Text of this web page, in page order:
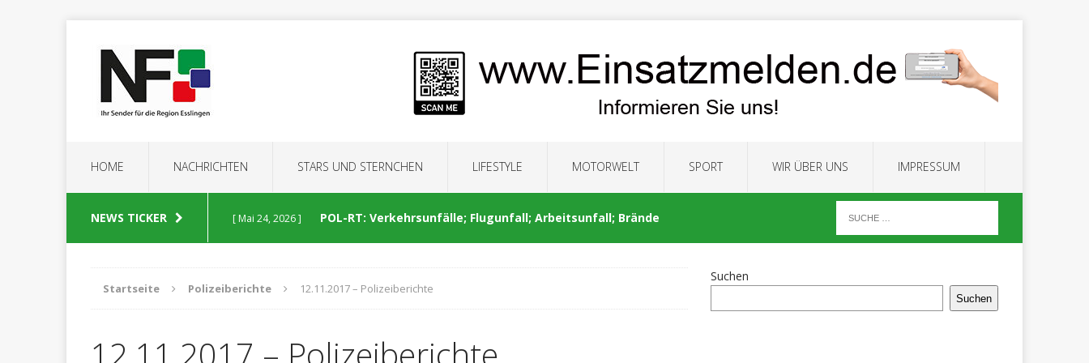
HOME NACHRICHTEN STARS UND STERNCHEN LIFESTYLE MOTORWELT SPORT WIR ÜBER UNS IMPRESSUM
NEWS TICKER [ Mai 24, 2026 ] POL-RT: Verkehrsunfälle; Flugunfall; Arbeitsunfall; Brände
POLIZEIBERICHTE
Startseite Polizeiberichte 12.11.2017 – Polizeiberichte
Suchen
Suchen